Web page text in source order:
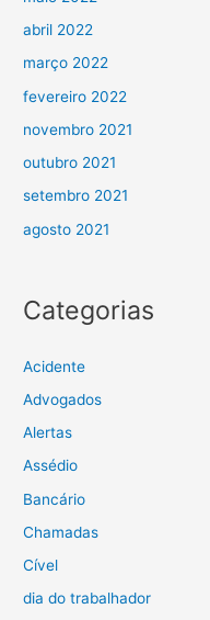
abril 2022
março 2022
fevereiro 2022
novembro 2021
outubro 2021
setembro 2021
agosto 2021
Categorias
Acidente
Advogados
Alertas
Assédio
Bancário
Chamadas
Cível
dia do trabalhador